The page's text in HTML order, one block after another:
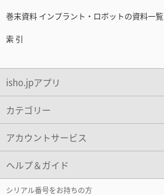
巻末資料 インプラント・ロボットの資料一覧
索 引
isho.jpアプリ
カテゴリー
アカウントサービス
ヘルプ＆ガイド
シリアル番号をお持ちの方